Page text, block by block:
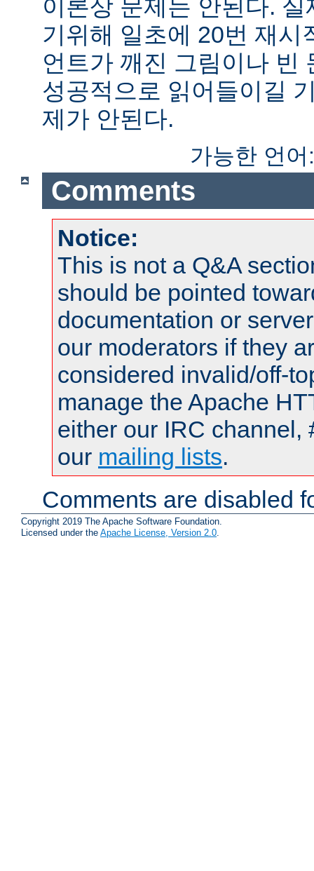
이론상 문제는 안된다.
기위해 일초에 20번 재시
언트가 깨진 그림이나 빈
성공적으로 읽어들이길
제가 안된다.
가능한 언
Comments
Notice:
This is not a Q&A
should be pointed
documentation or
our moderators if they
considered invalid/off-
manage the Apache
either our IRC channel,
our mailing lists.
Comments are disabled
Copyright 2019 The Apache Software Foundation.
Licensed under the Apache License, Version 2.0.